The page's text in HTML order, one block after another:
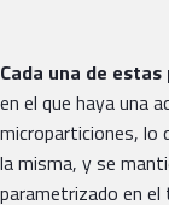
Cada una de
en el que haya una
microparticiones, lo
la misma, y se
parametrizado en